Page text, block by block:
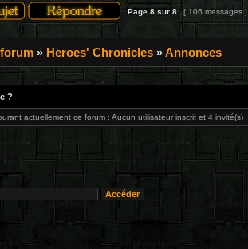
Page 8sur8 [ 106 messages
» Heroes' Chronicles »Annonces
?
actuellement ce forum : Aucun utilisateur inscrit et 4 invité(s)